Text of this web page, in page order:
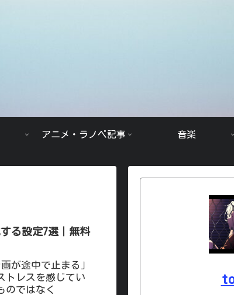
アニメ・ラノベ記事 音楽
る設定7選｜無料
が途中で止まる」
トレスを感じてい
のではなく